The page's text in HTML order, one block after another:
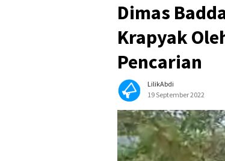
Dimas
Krapyak
Pencarian
LilikAbdi
19 September 2022